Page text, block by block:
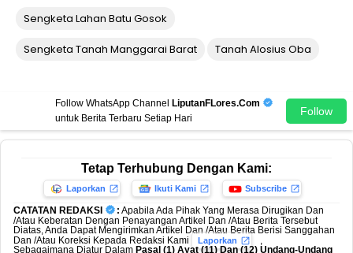
Sengketa Lahan Batu Gosok
Sengketa Tanah Manggarai Barat Tanah Alosius Oba
Follow WhatsApp Channel
LiputanFLores.Com
untuk Berita Terbaru Setiap Hari
Follow
Tetap Terhubung Dengan Kami:
Laporkan Ikuti Kami Subscribe
CATATAN REDAKSI : Apabila Ada Pihak Yang Merasa Dirugikan Dan
/Atau Keberatan Dengan Penayangan Artikel Dan /Atau Berita Tersebut
Diatas, Anda Dapat Mengirimkan Artikel Dan /Atau Berita Berisi Sanggahan
Dan /Atau Koreksi Kepada Redaksi Kami
Laporkan
,
Sebagaimana Diatur Dalam Pasal (1) Ayat (11) Dan (12) Undang-Undang